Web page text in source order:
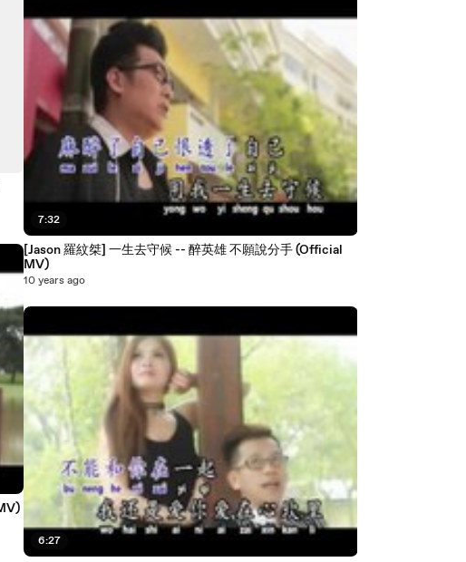
MV)
7:32
[Jason 羅紋桀] 一生去守候 -- 醉英雄 不願說分手 (Official
MV)
10 years ago
6:27